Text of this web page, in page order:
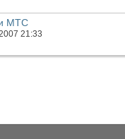
МТС
21:33